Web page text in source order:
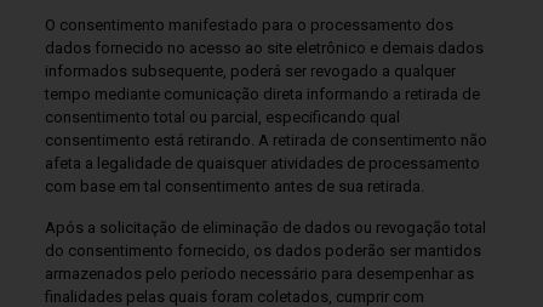
O consentimento manifestado para o processamento dos
dados fornecido no acesso ao site eletrônico e demais dados
informados subsequente, poderá ser revogado a qualquer
tempo mediante comunicação direta informando a retirada de
consentimento total ou parcial, especificando qual
consentimento está retirando. A retirada de consentimento não
afeta a legalidade de quaisquer atividades de processamento
com base em tal consentimento antes de sua retirada.
Após a solicitação de eliminação de dados ou revogação total
do consentimento fornecido, os dados poderão ser mantidos
armazenados pelo período necessário para desempenhar as
finalidades pelas quais foram coletados, cumprir com